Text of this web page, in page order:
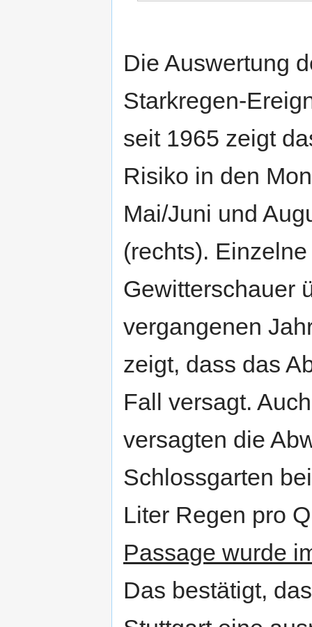
Die Auswertung
Starkregen-
seit 1965 zeigt
Risiko in den
Mai/Juni und
(rechts). Einzelne
Gewitterschauer
vergangenen
zeigt, dass das
Fall versagt.
versagten die
Schlossgarten
Liter Regen pro
Passage wurde
Das bestätigt,